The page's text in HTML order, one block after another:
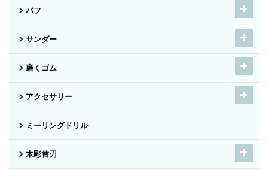
バフ
サンダー
磨くゴム
アクセサリー
ミーリングドリル
木彫替刃